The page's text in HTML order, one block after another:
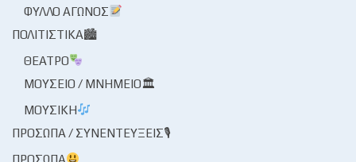
ΦΎΛΛΟ ΑΓΏΝΟΣ
ΠΟΛΙΤΙΣΤΙΚΆ🏙
ΘΈΑΤΡΟ
ΜΟΥΣΕΊΟ / ΜΝΗΜΕΊΟ🏛
ΜΟΥΣΙΚΉ
ΠΡΌΣΩΠΑ / ΣΥΝΕΝΤΕΎΞΕΙΣ🎙
ΠΡΌΣΩΠΑ